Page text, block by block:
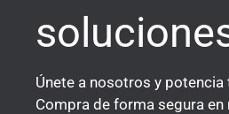
Únete a nosotros y
Compra de forma segura